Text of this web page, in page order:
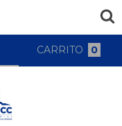
CARRITO 0